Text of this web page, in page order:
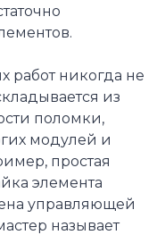
работ никогда не
из
поломки,
модулей и
простая
элемента
управляющей
называет